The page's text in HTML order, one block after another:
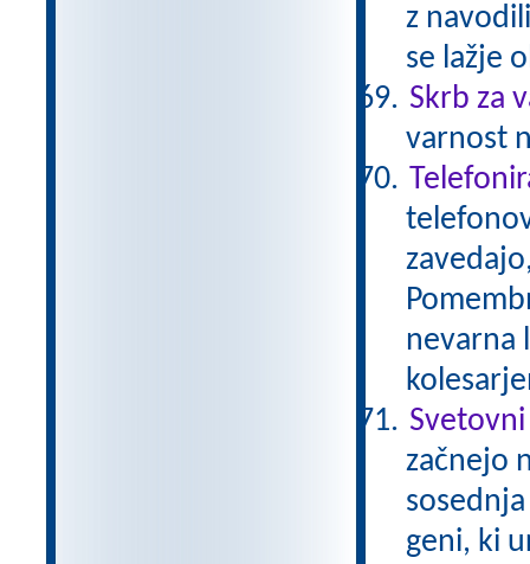
z
se lažje
Skrb za
varnost
nevarna
začnejo
geni, ki